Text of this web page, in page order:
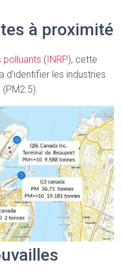
à proximité
polluants (INRP), cette
les industries